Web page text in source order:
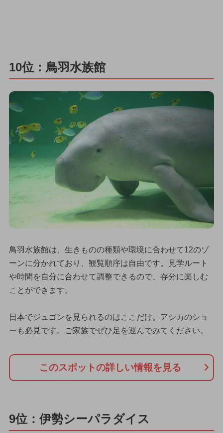
10位：鳥羽水族館
鳥羽水族館は、生きものの種類や環境に合わせて12のゾ
ーンに分かれており、観覧順序は自由です。見学ルート
や時間を自分に合わせて調整できるので、存分に楽しむ
ことができます。
日本でジュゴンを見られるのはここだけ。アシカのショ
ーも必見です。ご家族でぜひ足を運んでみてください。
このスポットの詳しい情報を見る
9位：伊勢シーパラダイス